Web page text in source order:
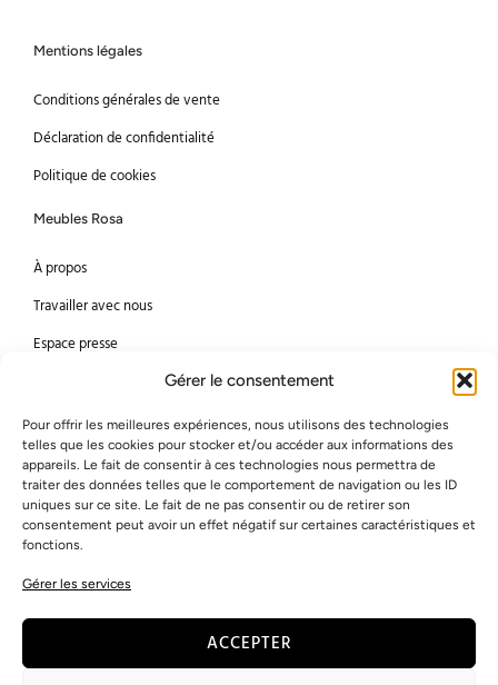
Gérer le consentement
Pour offrir les meilleures expériences, nous utilisons des technologies
telles que les cookies pour stocker et/ou accéder aux informations des
appareils. Le fait de consentir à ces technologies nous permettra de
traiter des données telles que le comportement de navigation ou les ID
uniques sur ce site. Le fait de ne pas consentir ou de retirer son
consentement peut avoir un effet négatif sur certaines caractéristiques et
fonctions.
Gérer les services
ACCEPTER
Mentions légales
Conditions générales de vente
Déclaration de confidentialité
Politique de cookies
Meubles Rosa
À propos
Travailler avec nous
Espace presse
Méthodes de paiement
Mastercard
Bancontact
Virement bancaire
Visa
American Express
PayPal